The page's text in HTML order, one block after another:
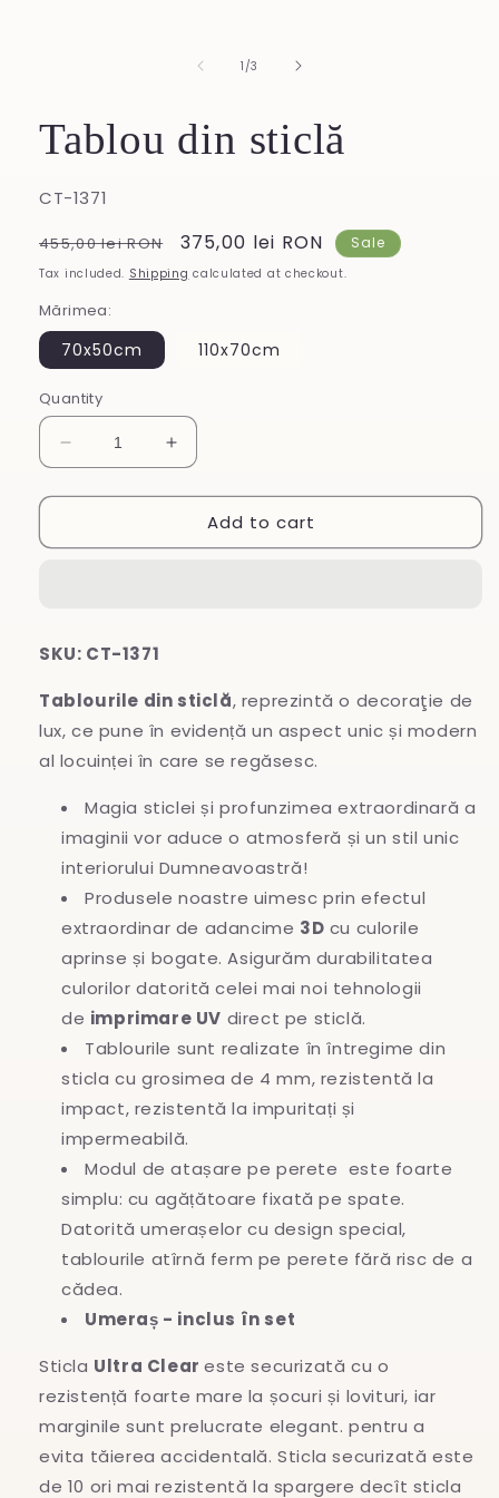
1 /of
3
Tablou din sticlă
SKU:
CT-1371
Regular
price
455,00 lei RON
Sale
price
375,00 lei RON Sale
Tax included. Shipping calculated at checkout.
Mărimea:
70x50cm 110x70cm
Quantity
Decrease
quantity
for
din
Increase
quantity
for
Tablou
din
Add to cart
SKU: CT-1371
Tablourile din sticlă, reprezintă o decoraţie de
lux, ce pune în evidență un aspect unic și modern
al locuinței în care se regăsesc.
Magia sticlei și profunzimea extraordinară a
imaginii vor aduce o atmosferă și un stil unic
interiorului Dumneavoastră!
Produsele noastre uimesc prin efectul
extraordinar de adancime 3D cu culorile
aprinse și bogate. Asigurăm durabilitatea
culorilor datorită celei mai noi tehnologii
de imprimare UV direct pe sticlă.
Tablourile sunt realizate în întregimedin
sticla cu grosimea de 4 mm, rezistentă la
impact, rezistentă la impuritați și
impermeabilă.
Modul de atașare pe perete este foarte
simplu: cu agățătoare fixată pe spate.
Datorită umerașelor cu design special,
tablourile atîrnă ferm pe perete fără risc de a
cădea.
Umeraș - inclus în set
Sticla Ultra Cleareste securizată cu o
rezistență foarte mare la șocuri și lovituri, iar
marginile sunt prelucrate elegant. pentru a
evita tăierea accidentală. Sticla securizată este
de 10 ori mai rezistentă la spargere decît sticla